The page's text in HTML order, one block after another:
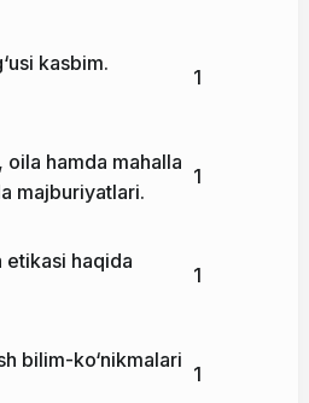
kasbim.
1
hamda mahalla
majburiyatlari.
1
etikasi haqida
1
bilim-ko‘nikmalari
1